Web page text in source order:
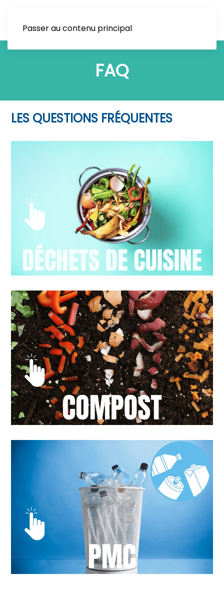
Passer au contenu principal
FAQ
LES QUESTIONS FRÉQUENTES